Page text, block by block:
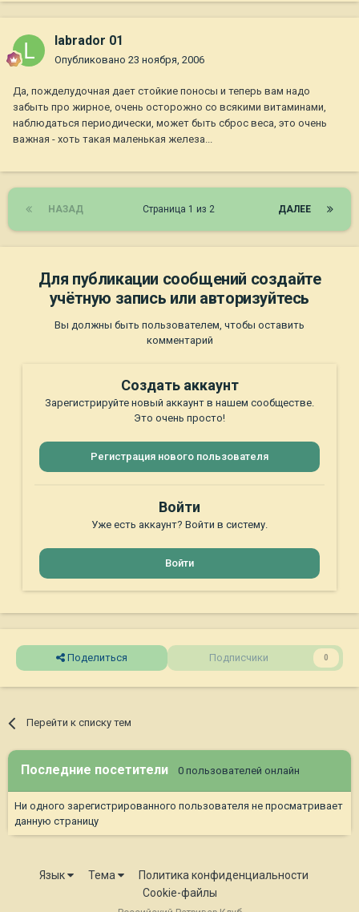
labrador 01
Опубликовано 23 ноября, 2006
Да, пожделудочная дает стойкие поносы и теперь вам надо
забыть про жирное, очень осторожно со всякими витаминами,
наблюдаться периодически, может быть сброс веса, это очень
важная - хоть такая маленькая железа...
НАЗАД ДАЛЕЕ
Страница 1 из 2
Для публикации сообщений создайте
учётную запись или авторизуйтесь
Вы должны быть пользователем, чтобы оставить
комментарий
Создать аккаунт
Зарегистрируйте новый аккаунт в нашем сообществе.
Это очень просто!
Регистрация нового пользователя
Войти
Уже есть аккаунт? Войти в систему.
Войти
Поделиться Подписчики 0
Перейти к списку тем
Последние посетители 0 пользователей онлайн
Ни одного зарегистрированного пользователя не просматривает
данную страницу
Язык Тема
Политика конфиденциальности
Cookie-файлы